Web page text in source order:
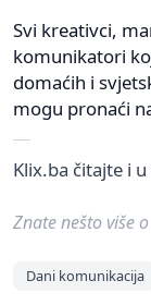
Svi kreativci,
komunikatori
domaćih i
mogu pronaći
Klix.ba čitajte i
Znate nešto više
Dani komunikacija